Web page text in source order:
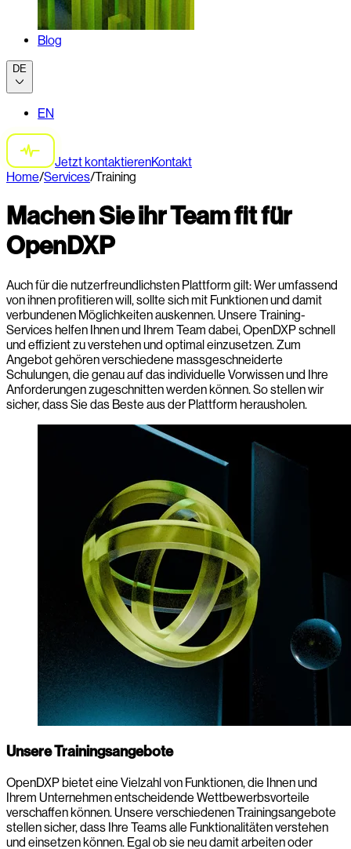
Blog
DE
EN
Jetzt kontaktierenKontakt
Home/Services/Training
Machen Sie ihr Team fit für
OpenDXP
Auch für die nutzerfreundlichsten Plattform gilt: Wer umfassend
von ihnen profitieren will, sollte sich mit Funktionen und damit
verbundenen Möglichkeiten auskennen. Unsere Training-
Services helfen Ihnen und Ihrem Team dabei, OpenDXP schnell
und effizient zu verstehen und optimal einzusetzen. Zum
Angebot gehören verschiedene massgeschneiderte
Schulungen, die genau auf das individuelle Vorwissen und Ihre
Anforderungen zugeschnitten werden können. So stellen wir
sicher, dass Sie das Beste aus der Plattform herausholen.
Unsere Trainingsangebote
OpenDXP bietet eine Vielzahl von Funktionen, die Ihnen und
Ihrem Unternehmen entscheidende Wettbewerbsvorteile
verschaffen können. Unsere verschiedenen Trainingsangebote
stellen sicher, dass Ihre Teams alle Funktionalitäten verstehen
und einsetzen können. Egal ob sie neu damit arbeiten oder